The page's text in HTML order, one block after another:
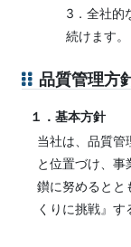
3．全社的
続けます。
品質管理方
１．基本方針
当社は、品質管
と位置づけ、
鑚に努めるとと
くりに挑戦』す